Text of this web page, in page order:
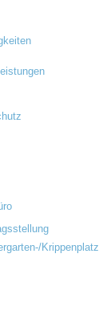
Krippenplatz